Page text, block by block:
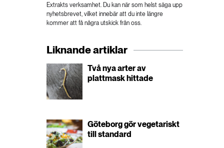
Extrakts verksamhet. Du kan när som helst säga upp
nyhetsbrevet, vilket innebär att du inte längre
kommer att få några utskick från oss.
Liknande artiklar
Två nya arter av
plattmask hittade
Göteborg gör vegetariskt
till standard